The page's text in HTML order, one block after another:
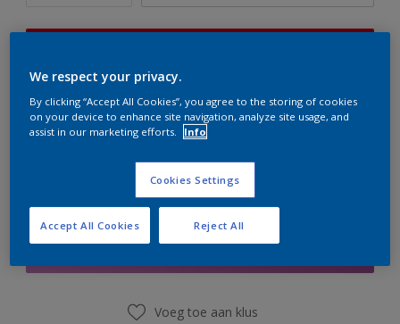
10 L
te bestellen. Houd de website in de gaten, we werken
er hard aan om de voorraad aan te vullen.
Boodschappenlijst
Voeg toe aan klus
We respect your privacy.
By clicking “Accept All Cookies”, you agree to the storing of cookies
on your device to enhance site navigation, analyze site usage, and
assist in our marketing efforts.
Info
Cookies Settings
Reject All
Accept All Cookies